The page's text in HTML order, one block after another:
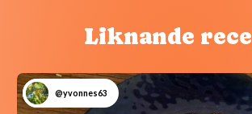
Liknande
@yvonnes63